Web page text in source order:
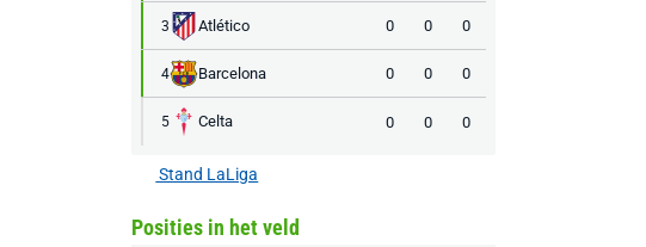
3 Atlético 0 0 0
4 Barcelona 0 0 0
5 Celta 0 0 0
Stand LaLiga
Posities in het veld